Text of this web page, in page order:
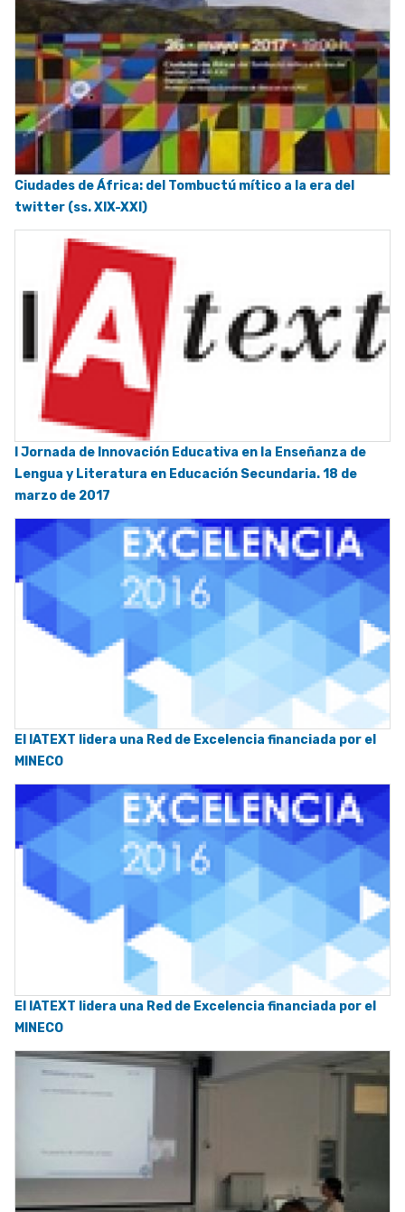
Ciudades de África: del Tombuctú mítico a la era del
twitter (ss. XIX-XXI)
I Jornada de Innovación Educativa en la Enseñanza de
Lengua y Literatura en Educación Secundaria. 18 de
marzo de 2017
El IATEXT lidera una Red de Excelencia financiada por el
MINECO
El IATEXT lidera una Red de Excelencia financiada por el
MINECO